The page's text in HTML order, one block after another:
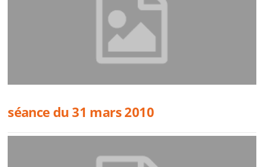
séance du 31 mars 2010